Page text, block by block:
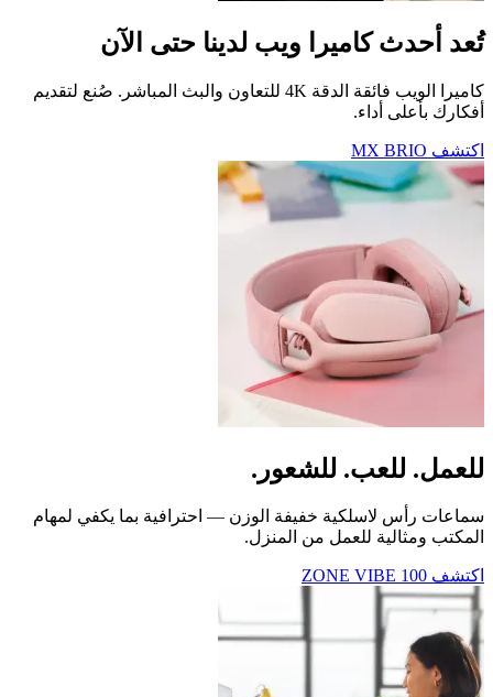
تُعد أحدث كاميرا ويب لدينا حتى الآن
كاميرا الويب فائقة الدقة 4K للتعاون والبث المباشر. صُنع لتقديم
أفكارك بأعلى أداء.
اكتشف MX BRIO
للعمل. للعب. للشعور.
سماعات رأس لاسلكية خفيفة الوزن — احترافية بما يكفي لمهام
المكتب ومثالية للعمل من المنزل.
اكتشف ‎ZONE VIBE 100